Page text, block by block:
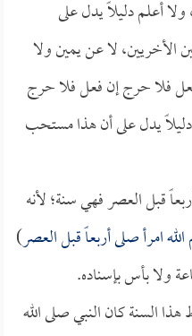
أعلم دليلاً يدل على
الأخريين، لا عن يمين ولا
فلا حرج إن فعل فلا حرج
يدل على أن هذا مستحب
قبل العصر فهي سنة؛ لأنه
امرأ صلى أربعاً قبل العصر)
ولا بأس بإسناده.
السنة كان النبي صلى الله